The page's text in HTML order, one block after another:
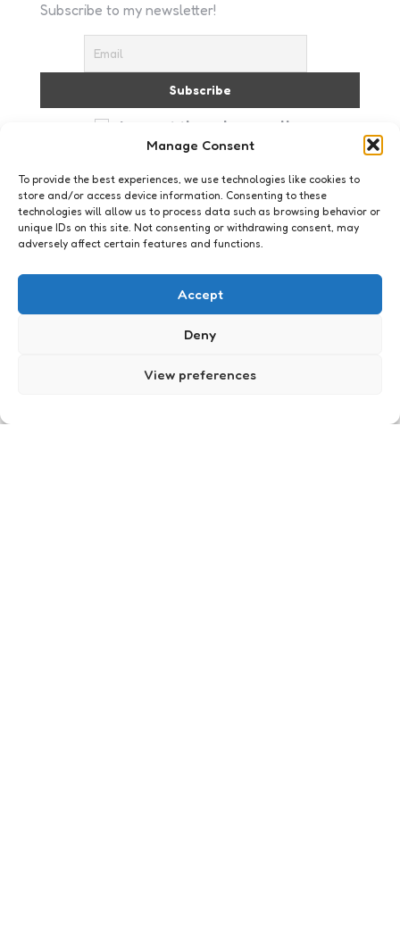
Manage Consent
To provide the best experiences, we use technologies like cookies to
store and/or access device information. Consenting to these
technologies will allow us to process data such as browsing behavior or
unique IDs on this site. Not consenting or withdrawing consent, may
adversely affect certain features and functions.
Accept
Deny
View preferences
Subscribe to my newsletter!
I accept the privacy policy
Peter R. de Vries
0Comments 1 Min Read
Reclameblok 3…halen we. XavieraDon’t stress….it’s
just me! I’ve spent over 25 years working in
means I’ve seen enough technology hype cycles